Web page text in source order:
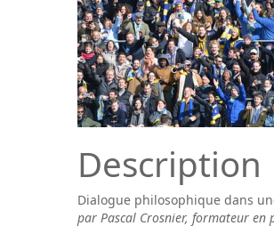
Description
Dialogue philosophique dans
par Pascal Crosnier, formateur en